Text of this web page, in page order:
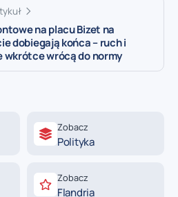
na placu Bizet na
dobiegają końca – ruch i
wkrótce wrócą do normy
Zobacz
Polityka
Zobacz
Flandria